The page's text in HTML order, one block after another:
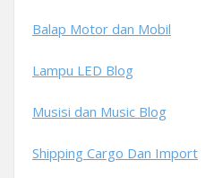
Balap Motor dan Mobil
Lampu LED Blog
Musisi dan Music Blog
Shipping Cargo Dan Import